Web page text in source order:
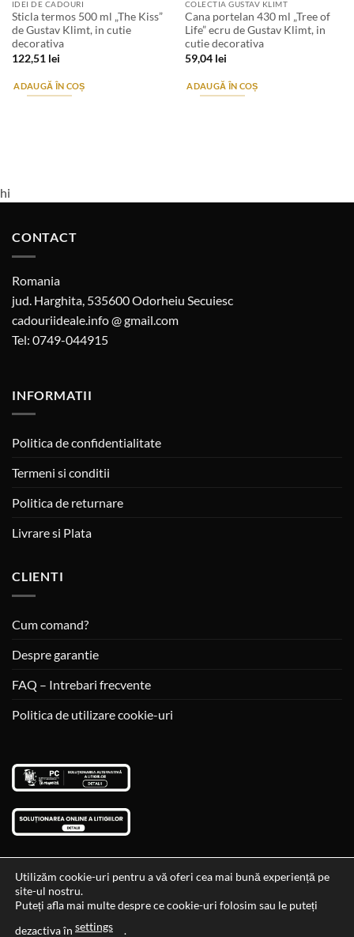
IDEI DE CADOURI
Sticla termos 500 ml „The Kiss”
de Gustav Klimt, in cutie
decorativa
122,51 lei
ADAUGĂ ÎN COȘ
COLECTIA GUSTAV KLIMT
Cana portelan 430 ml „Tree of
Life” ecru de Gustav Klimt, in
cutie decorativa
59,04 lei
ADAUGĂ ÎN COȘ
hi
CONTACT
Romania
jud. Harghita, 535600 Odorheiu Secuiesc
cadouriideale.info @ gmail.com
Tel: 0749-044915
INFORMATII
Politica de confidentialitate
Termeni si conditii
Politica de returnare
Livrare si Plata
CLIENTI
Cum comand?
Despre garantie
FAQ – Intrebari frecvente
Politica de utilizare cookie-uri
Data si ora ultimei actualizari al stocului si ale preturilor: 29-12-
Utilizăm cookie-uri pentru a vă oferi cea mai bună experiență pe
site-ul nostru.
Puteți afla mai multe despre ce cookie-uri folosim sau le puteți
dezactiva în settings .